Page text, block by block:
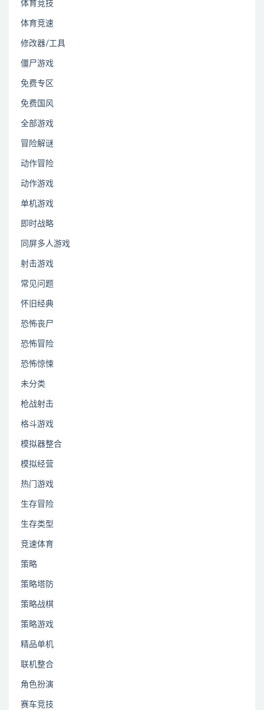
体育竞技
体育竞速
修改器/工具
僵尸游戏
免费专区
免费国风
全部游戏
冒险解谜
动作冒险
动作游戏
单机游戏
即时战略
同屏多人游戏
射击游戏
常见问题
怀旧经典
恐怖丧尸
恐怖冒险
恐怖惊悚
未分类
枪战射击
格斗游戏
模拟器整合
模拟经营
热门游戏
生存冒险
生存类型
竞速体育
策略
策略塔防
策略战棋
策略游戏
精品单机
联机整合
角色扮演
赛车竞技